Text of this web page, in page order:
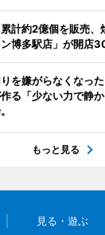
累計約2億個を販売
博多駅店」が開店
りを嫌がらなくなっ
る「少ない力で静
もっと見る
見る・遊ぶ